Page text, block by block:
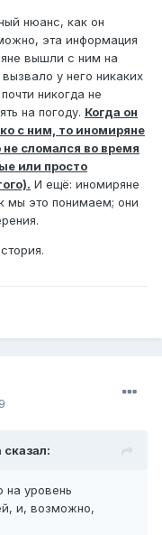
нюанс, как он
эта информация
вышли с ним на
у него никаких
никогда не
на погоду. Когда он
с ним, то иномиряне
сломался во время
или просто
И ещё: иномиряне
мы это понимаем; они
сказал:
на уровень
и, возможно,